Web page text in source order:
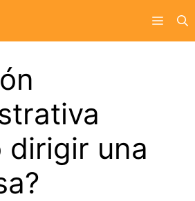
Menú
dirigir una